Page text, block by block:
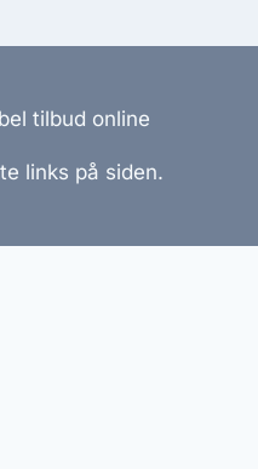
tilbud online
links på siden.